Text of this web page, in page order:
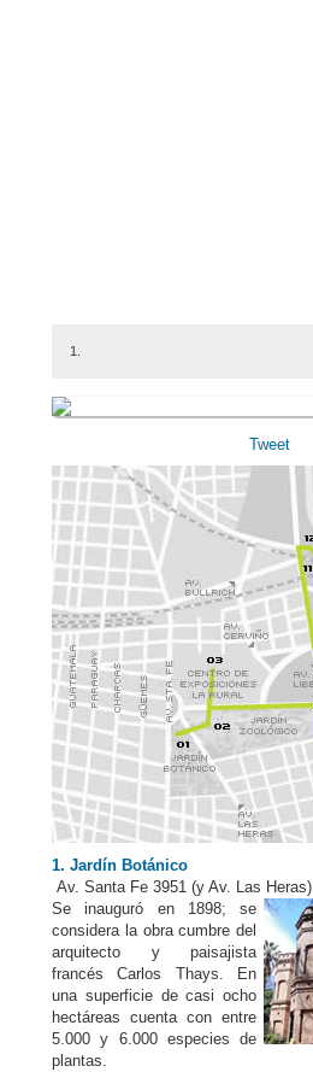
1.
Tweet
1. Jardín Botánico
Av. Santa Fe 3951 (y Av. Las Heras)
Se inauguró en 1898; se
considera la obra cumbre del
arquitecto y paisajista
francés Carlos Thays. En
una superficie de casi ocho
hectáreas cuenta con entre
5.000 y 6.000 especies de
plantas.